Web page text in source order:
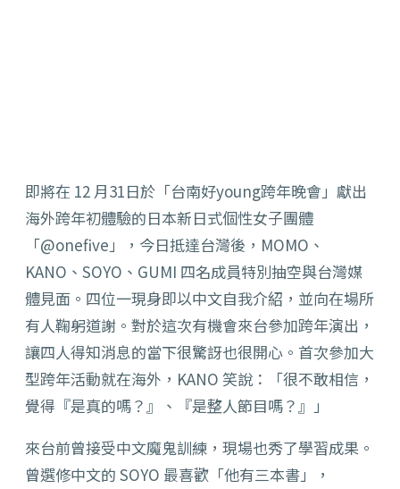
即將在 12 月31日於「台南好young跨年晚會」獻出
海外跨年初體驗的日本新日式個性女子團體
「@onefive」，今日抵達台灣後，MOMO、
KANO、SOYO、GUMI 四名成員特別抽空與台灣媒
體見面。四位一現身即以中文自我介紹，並向在場所
有人鞠躬道謝。對於這次有機會來台參加跨年演出，
讓四人得知消息的當下很驚訝也很開心。首次參加大
型跨年活動就在海外，KANO 笑說：「很不敢相信，
覺得『是真的嗎？』、『是整人節目嗎？』」
來台前曾接受中文魔鬼訓練，現場也秀了學習成果。
曾選修中文的 SOYO 最喜歡「他有三本書」，